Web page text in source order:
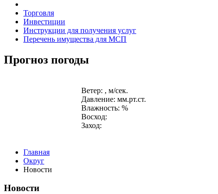
Торговля
Инвестиции
Инструкции для получения услуг
Перечень имущества для МСП
Прогноз погоды
Ветер: , м/сек.
Давление: мм.рт.ст.
Влажность: %
Восход:
Заход:
Главная
Округ
Новости
Новости